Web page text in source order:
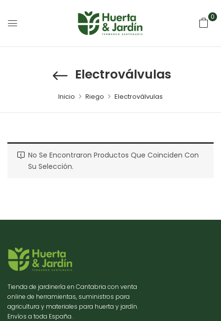
0
Electroválvulas
Inicio Riego Electroválvulas
No Se Encontraron Productos Que Coinciden Con
Su Selección.
Tienda de jardinería en Cantabria con venta
online de herramientas, suministros para
agricultura y materiales para huerta y jardín.
Envíos a toda España.